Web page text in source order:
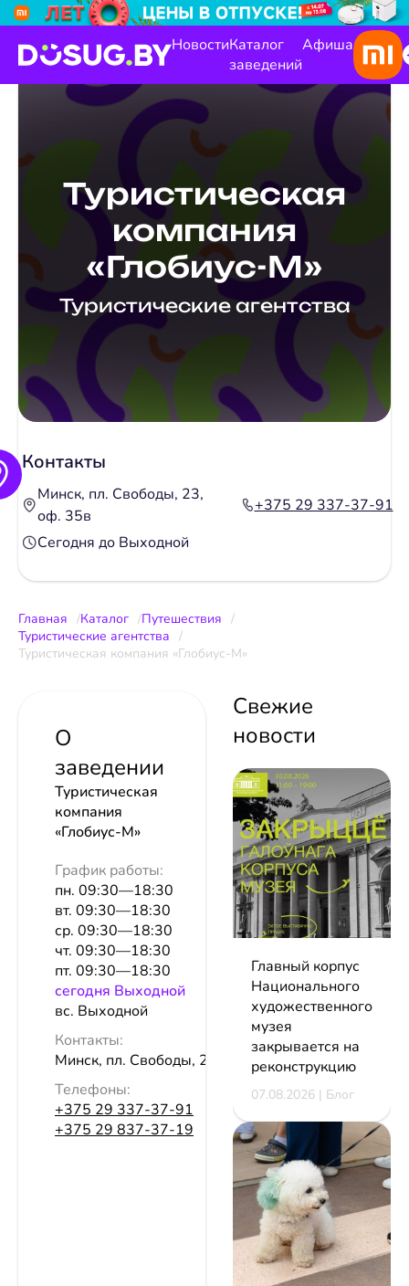
НовостиКаталог
заведений
Афиша
Туристическая
компания
«Глобиус-М»
Туристические агентства
Контакты
Минск, пл. Свободы, 23,
оф. 35в
+375 29 337-37-91
Сегодня до Выходной
Главная Каталог
Путешествия
Туристические агентства
Туристическая компания «Глобиус-М»
О
заведении
Туристическая
компания
«Глобиус-М»
График работы:
пн. 09:30—18:30
вт. 09:30—18:30
ср. 09:30—18:30
чт. 09:30—18:30
пт. 09:30—18:30
сeгодня Выходной
вс. Выходной
Контакты:
Минск, пл. Свободы, 23, оф. 35в
Телефоны:
+375 29 337-37-91
+375 29 837-37-19
Свежие
новости
Главный корпус
Национального
художественного
музея
закрывается на
реконструкцию
07.08.2026 | Блог